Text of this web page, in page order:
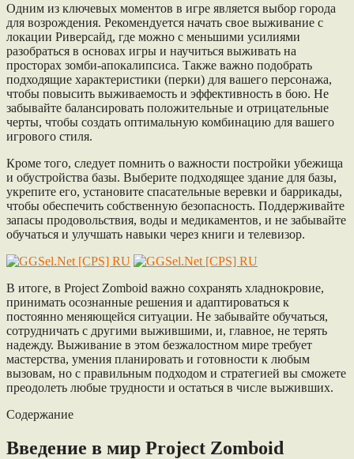
Одним из ключевых моментов в игре является выбор города
для возрождения. Рекомендуется начать свое выживание с
локации Риверсайд, где можно с меньшими усилиями
разобраться в основах игры и научиться выживать на
просторах зомби-апокалипсиса. Также важно подобрать
подходящие характеристики (перки) для вашего персонажа,
чтобы повысить выживаемость и эффективность в бою. Не
забывайте балансировать положительные и отрицательные
черты, чтобы создать оптимальную комбинацию для вашего
игрового стиля.
Кроме того, следует помнить о важности постройки убежища
и обустройства базы. Выберите подходящее здание для базы,
укрепите его, установите спасательные веревки и баррикады,
чтобы обеспечить собственную безопасность. Поддерживайте
запасы продовольствия, воды и медикаментов, и не забывайте
обучаться и улучшать навыки через книги и телевизор.
В итоге, в Project Zomboid важно сохранять хладнокровие,
принимать осознанные решения и адаптироваться к
постоянно меняющейся ситуации. Не забывайте обучаться,
сотрудничать с другими выжившими, и, главное, не терять
надежду. Выживание в этом безжалостном мире требует
мастерства, умения планировать и готовности к любым
вызовам, но с правильным подходом и стратегией вы сможете
преодолеть любые трудности и остаться в числе выживших.
Содержание
Введение в мир Project Zomboid